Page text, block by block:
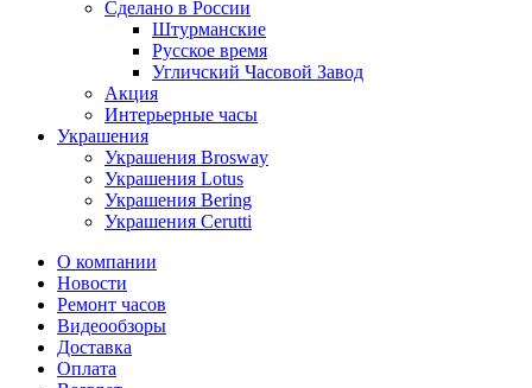
Сделано в России
Штурманские
Русское время
Угличский Часовой Завод
Акция
Интерьерные часы
Украшения
Украшения Brosway
Украшения Lotus
Украшения Bering
Украшения Cerutti
О компании
Новости
Ремонт часов
Видеообзоры
Доставка
Оплата